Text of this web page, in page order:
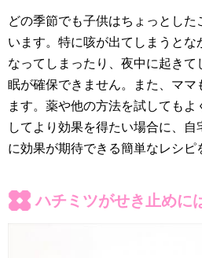
どの季節でも子供はちょっとした
います。特に咳が出てしまうとな
なってしまったり、夜中に起き
眠が確保できません。また、ママ
ます。薬や他の方法を試してもよ
してより効果を得たい場合に、
に効果が期待できる簡単なレシピ
ハチミツがせき止めに